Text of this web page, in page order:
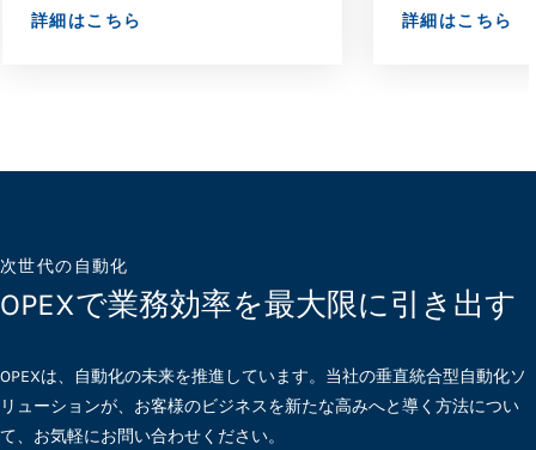
詳細はこちら 詳細はこちら
次世代の自動化
OPEXで業務効率を最大限に引き出す
OPEXは、自動化の未来を推進しています。当社の垂直統合型自動化ソ
リューションが、お客様のビジネスを新たな高みへと導く方法につい
て、お気軽にお問い合わせください。